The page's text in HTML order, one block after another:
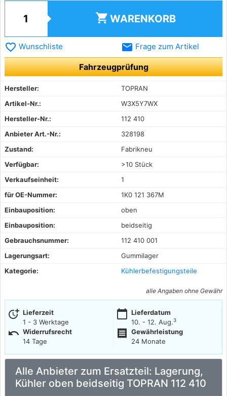
shopping_cart WARENKORB
favorite_border Wunschliste email Frage zum Artikel
Fahrzeugprüfung
Hersteller:
TOPRAN
Artikel-Nr.:
W3X5Y7WX
Hersteller-Nr.:
112 410
Anbieter Art.-Nr.:
328198
Zustand:
Fabrikneu
Verfügbar:
>10 Stück
Verkaufseinheit:
1
für OE-Nummer:
1K0 121 367M
Einbauposition:
oben
Einbauposition:
beidseitig
Gebrauchsnummer:
112 410 001
Lagerungsart:
Gummilager
Kategorie:
Kühlerbefestigungsteile
alle Angaben ohne Gewähr
more_time Lieferzeit
1 - 3 Werktage
calendar_today Lieferdatum
10. - 12. Aug.3
undo Widerrufsrecht
14 Tage
receipt
Gewährleistung
24 Monate
Alle Anbieter zum Ersatzteil: Lagerung,
Kühler oben beidseitig TOPRAN 112 410